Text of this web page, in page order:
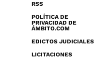
RSS
POLÍTICA DE
PRIVACIDAD DE
ÁMBITO.COM
EDICTOS JUDICIALES
LICITACIONES